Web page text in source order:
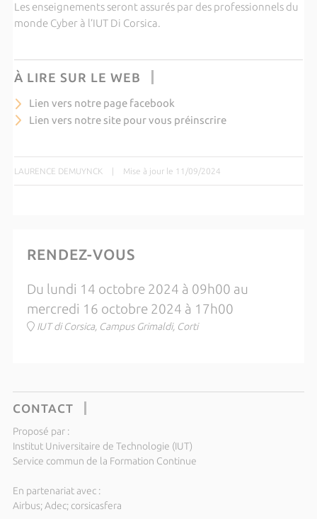
Les enseignements seront assurés par des professionnels du
monde Cyber à l’IUT Di Corsica.
À LIRE SUR LE WEB
Lien vers notre page facebook
Lien vers notre site pour vous préinscrire
LAURENCE DEMUYNCK | Mise à jour le 11/09/2024
RENDEZ-VOUS
Du lundi 14 octobre 2024 à 09h00 au
mercredi 16 octobre 2024 à 17h00
IUT di Corsica, Campus Grimaldi, Corti
CONTACT
Proposé par :
Institut Universitaire de Technologie (IUT)
Service commun de la Formation Continue
En partenariat avec :
Airbus; Adec; corsicasfera